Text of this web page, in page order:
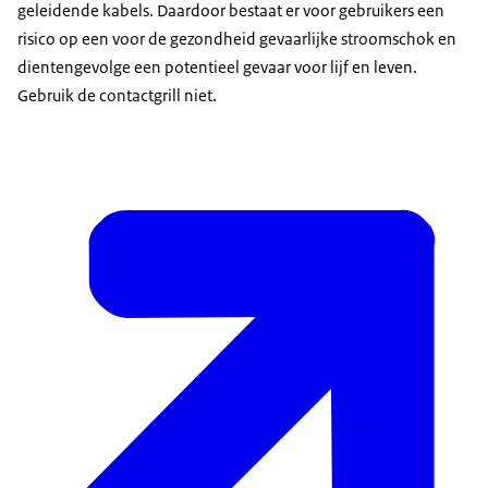
geleidende kabels. Daardoor bestaat er voor gebruikers een
risico op een voor de gezondheid gevaarlijke stroomschok en
dientengevolge een potentieel gevaar voor lijf en leven.
Gebruik de contactgrill niet.